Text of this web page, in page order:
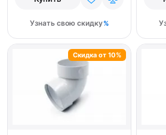
Узнать свою скидку
Скидка от 10%